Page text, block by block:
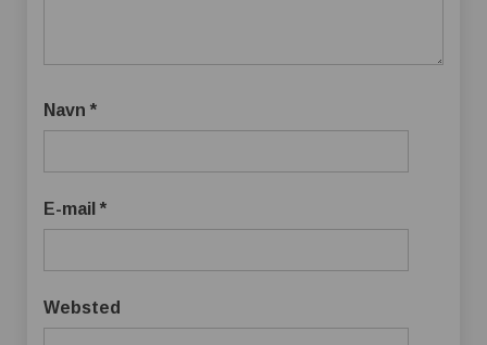
Navn *
E-mail *
Websted